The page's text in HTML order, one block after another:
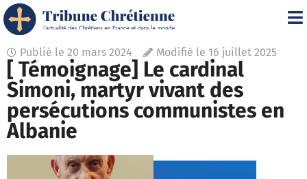
Publié le 20 mars 2024 Modifié le 16 juillet 2025
[ Témoignage] Le cardinal
Simoni, martyr vivant des
persécutions communistes en
Albanie